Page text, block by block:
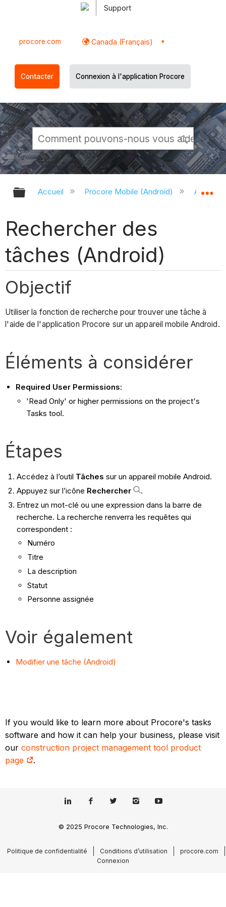
Support
procore.com Canada (Français)
Contacter Connexion à l'application Procore
Développer/réduire la hiérarchie
Accueil Procore Mobile (Android)
Rechercher des
tâches (Android)
Objectif
Utiliser la fonction de recherche pour trouver une tâche à
l'aide de l'application Procore sur un appareil mobile Android.
Éléments à considérer
Required User Permissions:
'Read Only' or higher permissions on the project's
Tasks tool.
Étapes
Accédez à l’outil Tâches sur un appareil mobile Android.
Appuyez sur l’icône Rechercher
.
Entrez un mot-clé ou une expression dans la barre de
recherche. La recherche renverra les requêtes qui
correspondent :
Numéro
Titre
La description
Statut
Personne assignée
Voir également
Modifier une tâche (Android)
If you would like to learn more about Procore's tasks
software and how it can help your business, please visit
ourconstruction project management tool product
page
.
© 2025 Procore Technologies, Inc.
Politique de confidentialité Conditions d’utilisation
procore.com
Connexion